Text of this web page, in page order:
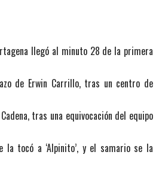
llegó al minuto 28 de la primera
de Erwin Carrillo, tras un centro de
tras una equivocación del equipo
la tocó a ‘Alpinito’, y el samario se la